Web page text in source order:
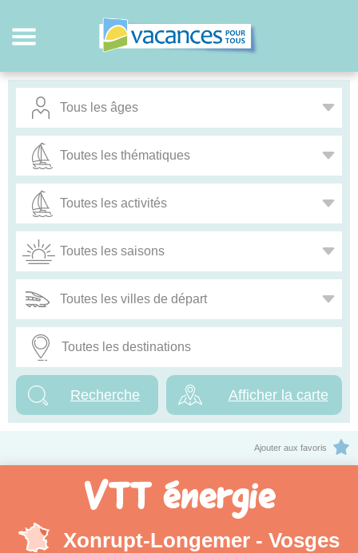
Afficher la carte
Ajouter aux favoris
VTT énergie
Xonrupt-Longemer - Vosges